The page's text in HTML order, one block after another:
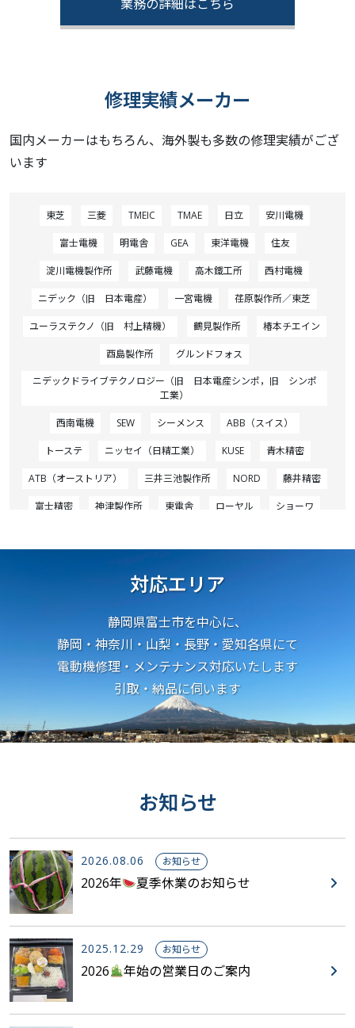
業務の詳細はこちら
修理実績メーカー
国内メーカーはもちろん、海外製も多数の修理実績がござ
います
東芝 三菱 TMEIC TMAE 日立 安川電機
富士電機 明電舎 GEA 東洋電機 住友
淀川電機製作所 武藤電機 高木鐵工所 西村電機
ニデック（旧 日本電産） 一宮電機 荏原製作所／東芝
ユーラステクノ（旧 村上精機） 鶴見製作所 椿本チエイン
酉島製作所
グルンドフォス
ニデックドライブテクノロジー（旧 日本電産シンポ，旧 シンポ
工業）
西南電機 SEW シーメンス ABB（スイス）
トーステ ニッセイ（日精工業） KUSE 青木精密
ATB（オーストリア） 三井三池製作所 NORD 藤井精密
富士精密 神津製作所 東電舎 ローヤル ショーワ
nash_elmo
ニッセイ（日精工業）
安徽万南電機有限公司／Anhui Wannan Electric Machine Co.,
Ltd（中国）
VOSTERMANS（オランダ） 富士変速機
CIMA（イタリア／2018～日本電産グループ）
PARVALUX（イギリス／2018～maxonグループ）
LEROY SOMER（フランス／2017～ニデックグループ）
対応エリア
静岡県富士市を中心に、
静岡・神奈川・山梨・長野・愛知各県にて
電動機修理・メンテナンス対応いたします
引取・納品に伺います
お知らせ
2026.08.06 お知らせ
2026年 夏季休業のお知らせ
2025.12.29 お知らせ
2026 年始の営業日のご案内